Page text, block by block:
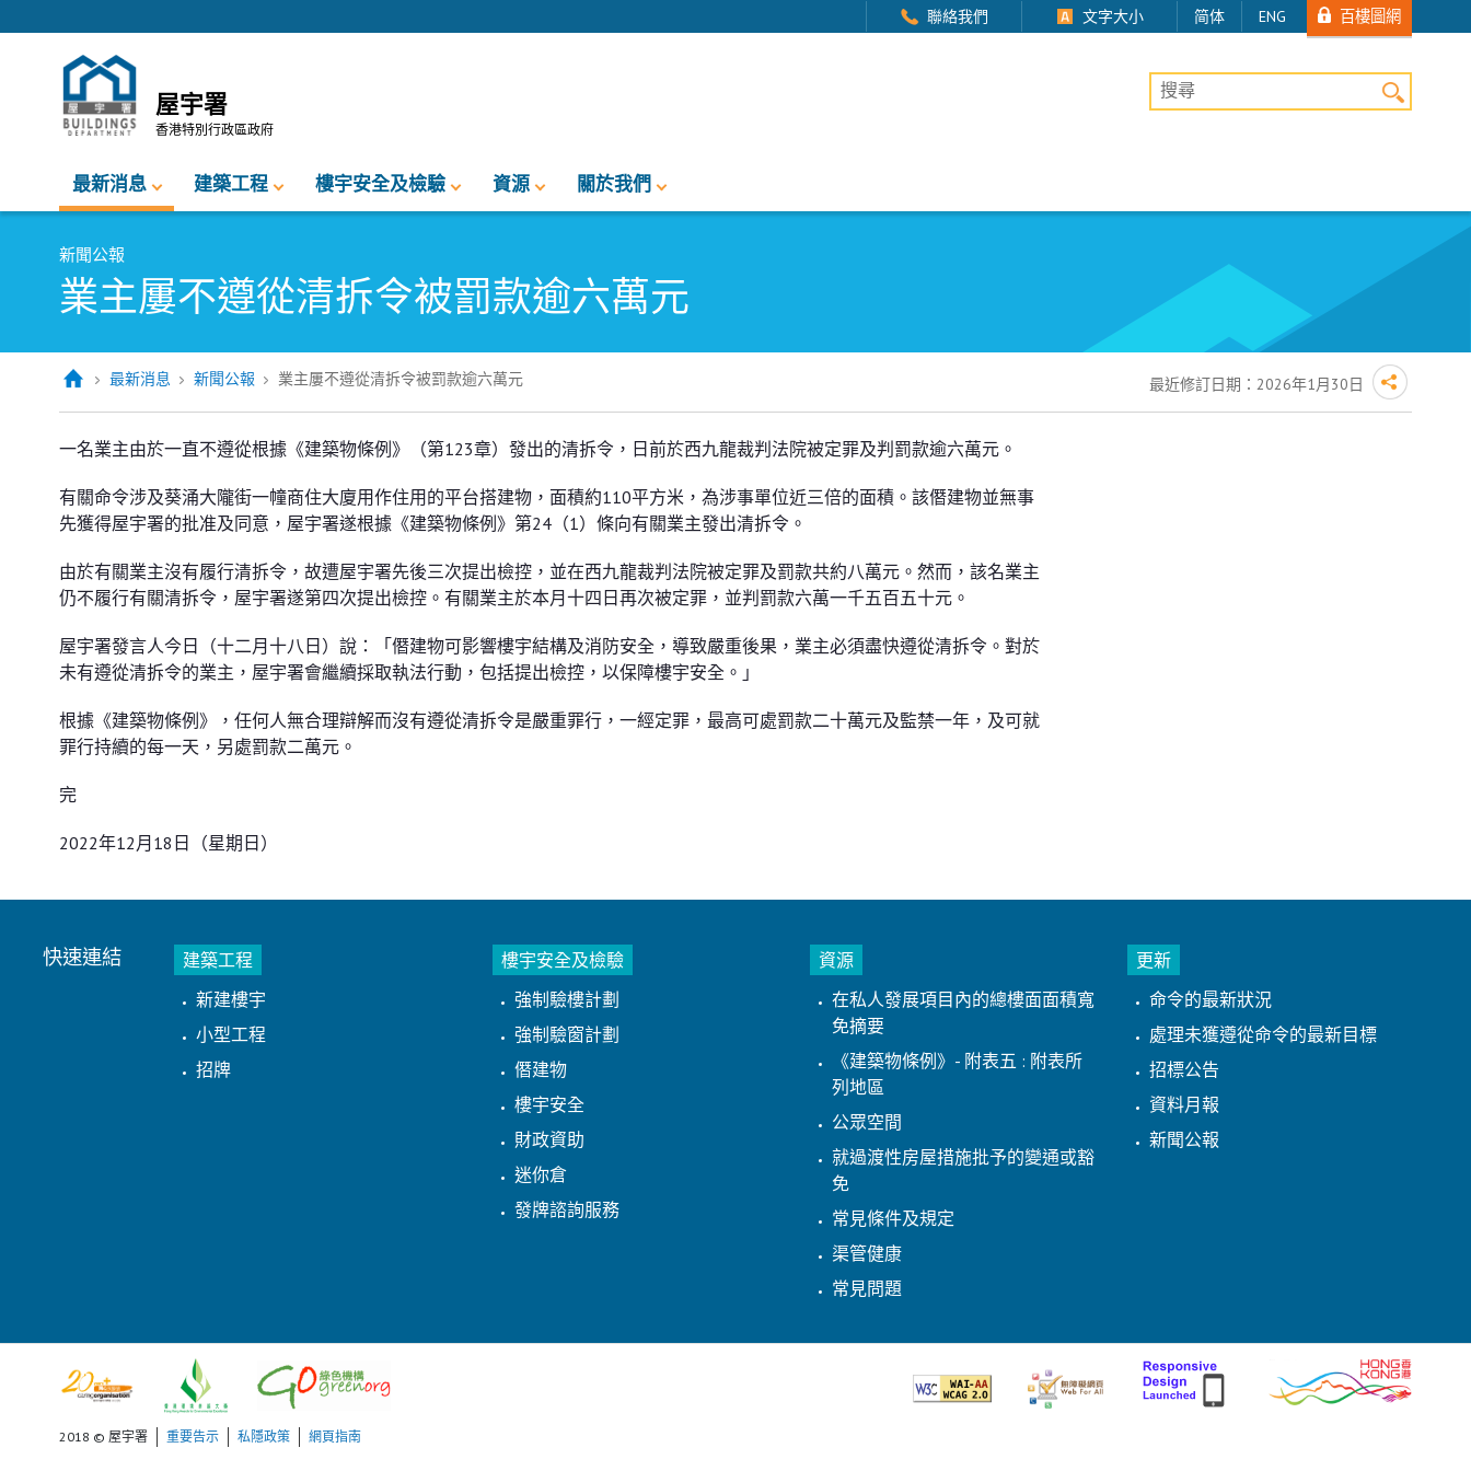
聯絡我們 文字大小 简体 ENG 百樓圖網
屋宇署
香港特別行政區政府
桌上版網站搜尋
最新消息 建築工程 樓宇安全及檢驗 資源 關於我們
新聞公報
業主屢不遵從清拆令被罰款逾六萬元
最新消息 新聞公報 業主屢不遵從清拆令被罰款逾六萬元 最近修訂日期：2026年1月30日
業主屢不遵從清拆令被罰款逾六萬元
一名業主由於一直不遵從根據《建築物條例》（第123章）發出的清拆令，日前於西九龍裁判法院被定罪及判罰款逾六萬元。
有關命令涉及葵涌大隴街一幢商住大廈用作住用的平台搭建物，面積約110平方米，為涉事單位近三倍的面積。該僭建物並無事
先獲得屋宇署的批准及同意，屋宇署遂根據《建築物條例》第24（1）條向有關業主發出清拆令。
由於有關業主沒有履行清拆令，故遭屋宇署先後三次提出檢控，並在西九龍裁判法院被定罪及罰款共約八萬元。然而，該名業主
仍不履行有關清拆令，屋宇署遂第四次提出檢控。有關業主於本月十四日再次被定罪，並判罰款六萬一千五百五十元。
屋宇署發言人今日（十二月十八日）說：「僭建物可影響樓宇結構及消防安全，導致嚴重後果，業主必須盡快遵從清拆令。對於
未有遵從清拆令的業主，屋宇署會繼續採取執法行動，包括提出檢控，以保障樓宇安全。」
根據《建築物條例》，任何人無合理辯解而沒有遵從清拆令是嚴重罪行，一經定罪，最高可處罰款二十萬元及監禁一年，及可就
罪行持續的每一天，另處罰款二萬元。
完
2022年12月18日（星期日）
快速連結
建築工程
新建樓宇
小型工程
招牌
樓宇安全及檢驗
強制驗樓計劃
強制驗窗計劃
僭建物
樓宇安全
財政資助
迷你倉
發牌諮詢服務
資源
在私人發展項目內的總樓面面積寬
免摘要
《建築物條例》- 附表五 : 附表所
列地區
公眾空間
就過渡性房屋措施批予的變通或豁
免
常見條件及規定
渠管健康
常見問題
更新
命令的最新狀況
處理未獲遵從命令的最新目標
招標公告
資料月報
新聞公報
2018 © 屋宇署 重要告示 私隱政策 網頁指南